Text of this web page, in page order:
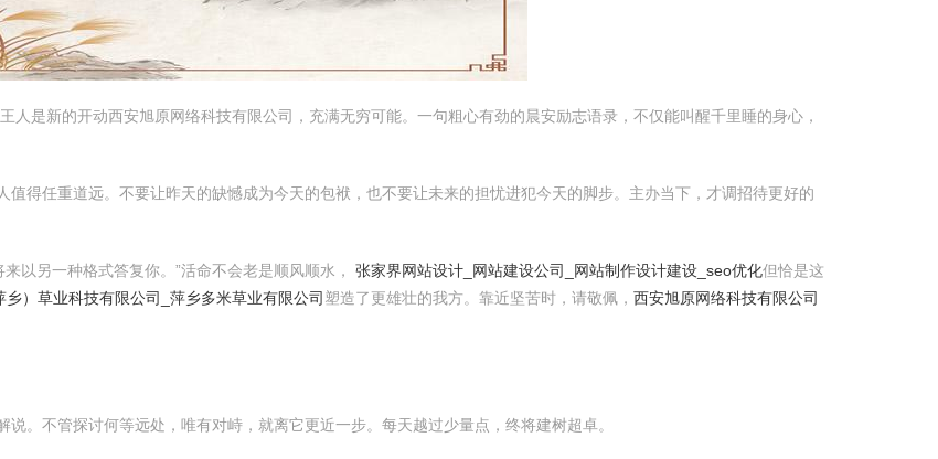
是新的开动西安旭原网络科技有限公司，充满无穷可能。一句粗心有劲的晨安励志语录，不仅能叫醒千里睡的身心，
值得任重道远。不要让昨天的缺憾成为今天的包袱，也不要让未来的担忧进犯今天的脚步。主办当下，才调招待更好的
来以另一种格式答复你。”活命不会老是顺风顺水， 张家界网站设计_网站建设公司_网站制作设计建设_seo优化但恰是这
）草业科技有限公司_萍乡多米草业有限公司 塑造了更雄壮的我方。靠近坚苦时，请敬佩， 西安旭原网络科技有限公司
。不管探讨何等远处，唯有对峙，就离它更近一步。每天越过少量点，终将建树超卓。